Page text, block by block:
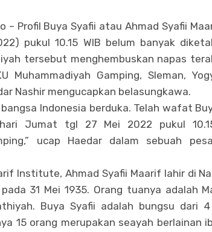
– Profil Buya Syafii atau Ahmad Syafii
pukul 10.15 WIB belum banyak
tersebut menghembuskan napas
Muhammadiyah Gamping, Sleman,
Nashir mengucapkan belasungkawa.
Indonesia berduka. Telah wafat
Jumat tgl 27 Mei 2022 pukul
ucap Haedar dalam sebuah
Institute, Ahmad Syafii Maarif lahir di
31 Mei 1935. Orang tuanya adalah
Buya Syafii adalah bungsu dari
15 orang merupakan seayah berlainan